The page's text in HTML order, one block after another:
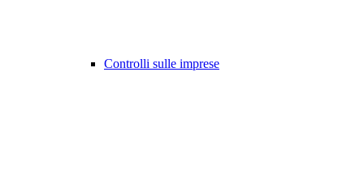
Controlli sulle imprese